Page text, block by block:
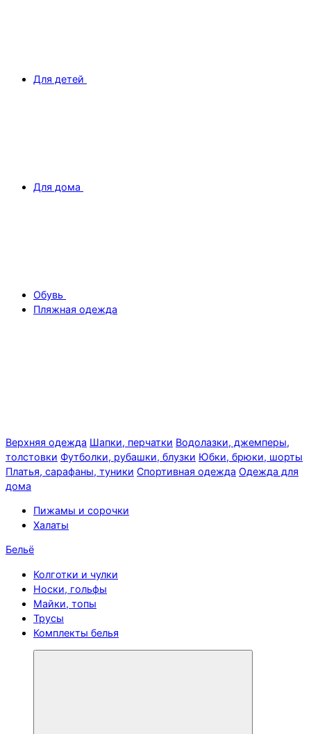
Для детей
Для дома
Обувь
Пляжная одежда
Верхняя одежда Шапки, перчатки Водолазки, джемперы,
толстовки Футболки, рубашки, блузки Юбки, брюки, шорты
Платья, сарафаны, туники Спортивная одежда Одежда для
дома
Пижамы и сорочки
Халаты
Бельё
Колготки и чулки
Носки, гольфы
Майки, топы
Трусы
Комплекты белья